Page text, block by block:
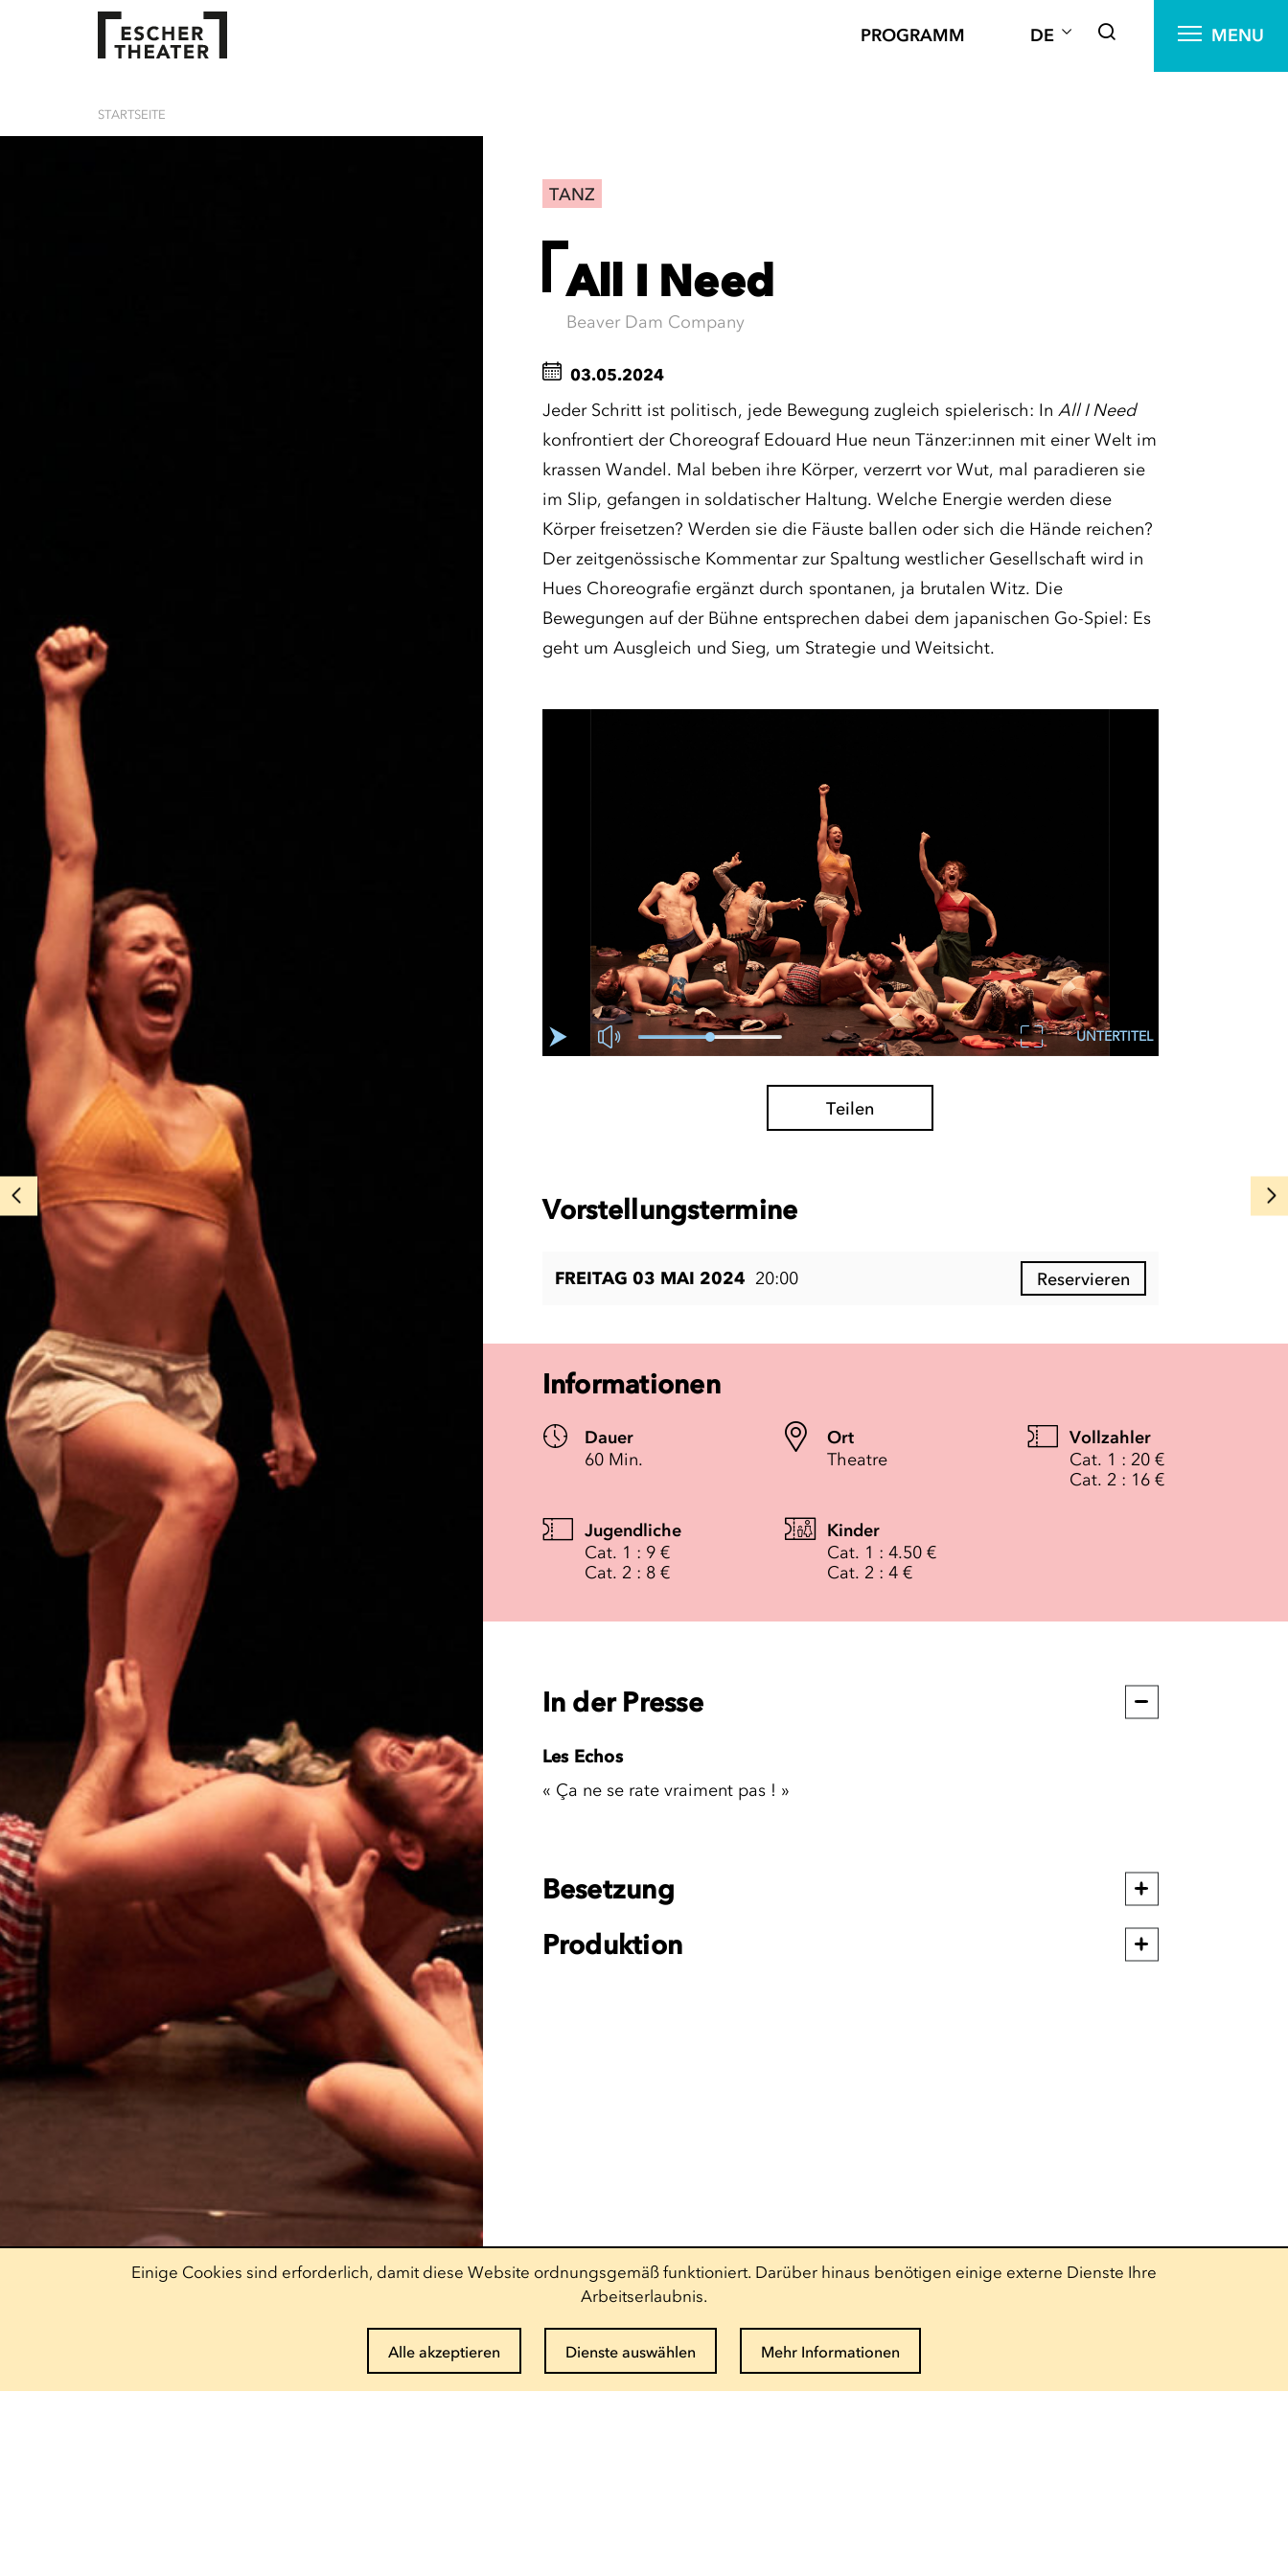
PROGRAMM DE MENU
STARTSEITE
TANZ
All I Need
Beaver Dam Company
03.05.2024
Jeder Schritt ist politisch, jede Bewegung zugleich spielerisch: In All I Need
konfrontiert der Choreograf Edouard Hue neun Tänzer:innen mit einer Welt im
krassen Wandel. Mal beben ihre Körper, verzerrt vor Wut, mal paradieren sie
im Slip, gefangen in soldatischer Haltung. Welche Energie werden diese
Körper freisetzen? Werden sie die Fäuste ballen oder sich die Hände reichen?
Der zeitgenössische Kommentar zur Spaltung westlicher Gesellschaft wird in
Hues Choreografie ergänzt durch spontanen, ja brutalen Witz. Die
Bewegungen auf der Bühne entsprechen dabei dem japanischen Go-Spiel: Es
geht um Ausgleich und Sieg, um Strategie und Weitsicht.
UNTERTITEL
Teilen
Vorstellungstermine
FREITAG 03 MAI 2024 20:00 Reservieren
Informationen
Dauer
60 Min.
Ort
Theatre
Vollzahler
Cat. 1 : 20 €
Cat. 2 : 16 €
Jugendliche
Cat. 1 : 9 €
Cat. 2 : 8 €
Kinder
Cat. 1 : 4.50 €
Cat. 2 : 4 €
In der Presse
Les Echos
« Ça ne se rate vraiment pas ! »
Besetzung
Produktion
Einige Cookies sind erforderlich, damit diese Website ordnungsgemäß funktioniert. Darüber hinaus benötigen einige externe Dienste Ihre
Arbeitserlaubnis.
Alle akzeptieren Dienste auswählen Mehr Informationen